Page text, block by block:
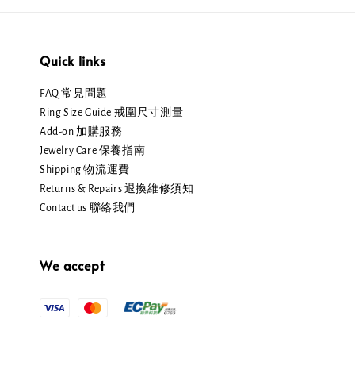
Quick links
FAQ 常見問題
Ring Size Guide 戒圍尺寸測量
Add-on 加購服務
Jewelry Care 保養指南
Shipping 物流運費
Returns & Repairs 退換維修須知
Contact us 聯絡我們
We accept